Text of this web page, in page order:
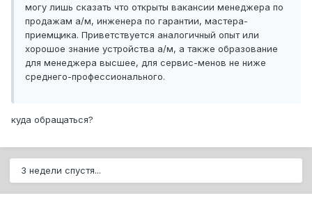
могу лишь сказать что открыты вакансии менеджера по
продажам а/м, инженера по гарантии, мастера-
приемщика. Приветствуется аналогичный опыт или
хорошое знание устройства а/м, а также образование
для менеджера высшее, для сервис-менов не ниже
среднего-профессионального.
куда обращаться?
3 недели спустя...